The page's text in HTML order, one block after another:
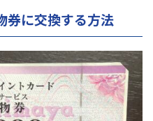
券に交換する方法